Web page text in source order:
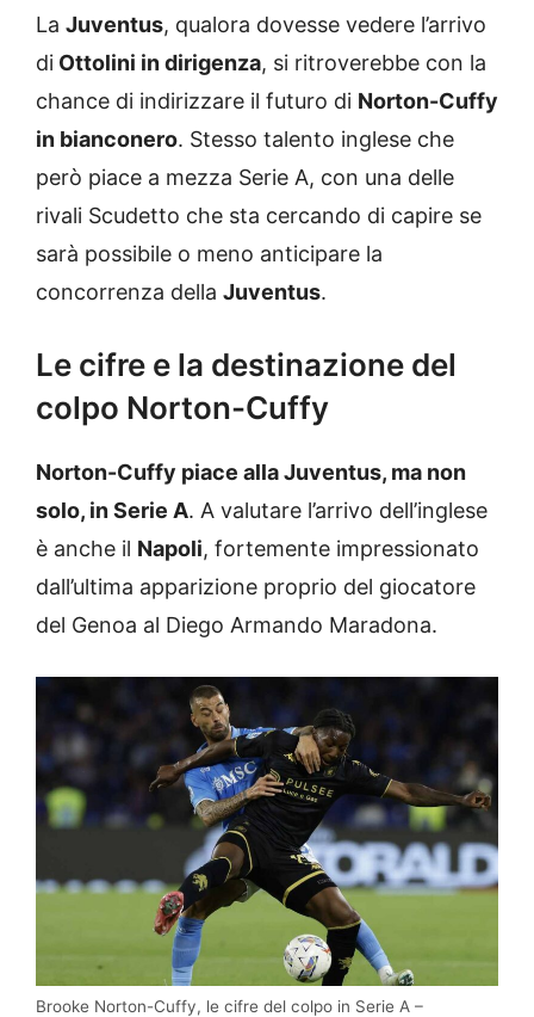
La Juventus, qualora dovesse vedere l’arrivo
di Ottolini in dirigenza, si ritroverebbe con la
chance di indirizzare il futuro di Norton-Cuffy
in bianconero. Stesso talento inglese che
però piace a mezza Serie A, con una delle
rivali Scudetto che sta cercando di capire se
sarà possibile o meno anticipare la
concorrenza della Juventus.
Le cifre e la destinazione del
colpo Norton-Cuffy
Norton-Cuffy piace alla Juventus, ma non
solo, in Serie A. A valutare l’arrivo dell’inglese
è anche il Napoli, fortemente impressionato
dall’ultima apparizione proprio del giocatore
del Genoa al Diego Armando Maradona.
Brooke Norton-Cuffy, le cifre del colpo in Serie A –